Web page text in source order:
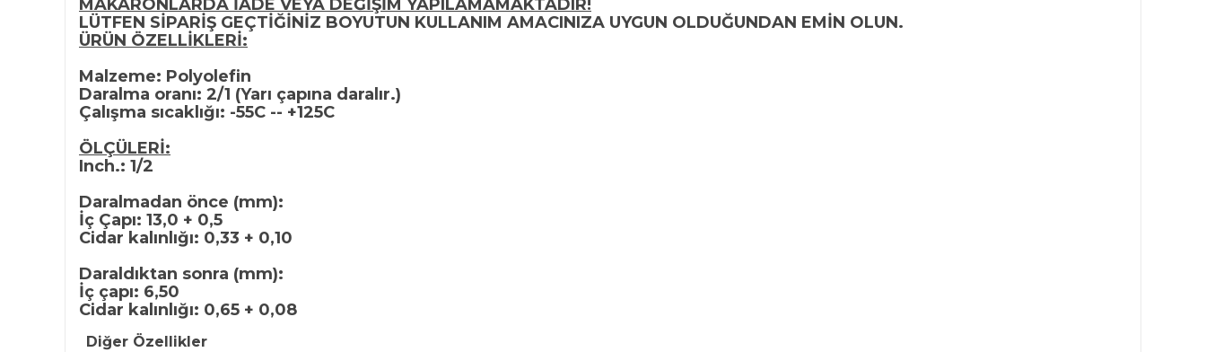
MAKARONLARDA İADE VEYA DEĞİŞİM YAPILAMAMAKTADIR!
LÜTFEN SİPARİŞ GEÇTİĞİNİZ BOYUTUN KULLANIM AMACINIZA UYGUN OLDUĞUNDAN EMİN OLUN.
ÜRÜN ÖZELLİKLERİ:
Malzeme: Polyolefin
Daralma oranı: 2/1 (Yarı çapına daralır.)
Çalışma sıcaklığı: -55C -- +125C
ÖLÇÜLERİ:
Inch.: 1/2
Daralmadan önce (mm):
İç Çapı: 13,0 + 0,5
Cidar kalınlığı: 0,33 + 0,10
Daraldıktan sonra (mm):
İç çapı: 6,50
Cidar kalınlığı: 0,65 + 0,08
Diğer Özellikler